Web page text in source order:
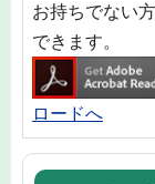
お持ちでない
できます。
ロードへ